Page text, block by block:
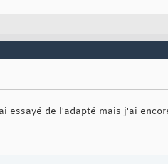
essayé de l'adapté mais j'ai